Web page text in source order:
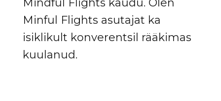
Mindful Flights kaudu. Olen
Minful Flights asutajat ka
isiklikult konverentsil rääkimas
kuulanud.